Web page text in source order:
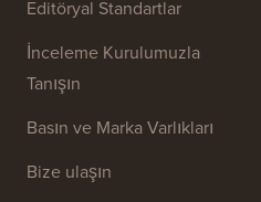
Editöryal Standartlar
İnceleme Kurulumuzla
Tanışın
Basın ve Marka Varlıkları
Bize ulaşın